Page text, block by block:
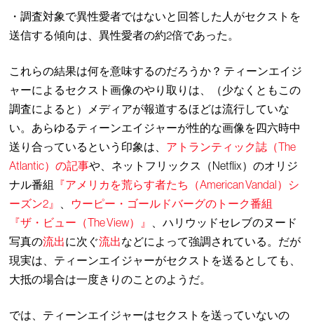
・調査対象で異性愛者ではないと回答した人がセクストを
送信する傾向は、異性愛者の約2倍であった。
これらの結果は何を意味するのだろうか？ ティーンエイジ
ャーによるセクスト画像のやり取りは、（少なくともこの
調査によると）メディアが報道するほどは流行していな
い。あらゆるティーンエイジャーが性的な画像を四六時中
送り合っているという印象は、 アトランティック誌（The
Atlantic）の記事や、ネットフリックス（Netflix）のオリジ
ナル番組
『アメリカを荒らす者たち（American Vandal）シ
ーズン2』
ウーピー・ゴールドバーグのトーク番組
『ザ・ビュー（The View）』
、ハリウッドセレブのヌード
写真の流出に次ぐ流出などによって強調されている。だが
現実は、ティーンエイジャーがセクストを送るとしても、
大抵の場合は一度きりのことのようだ。
では、ティーンエイジャーはセクストを送っていないの